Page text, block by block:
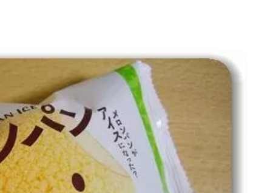
ホテル滞在記
舞台・ライブ
名古屋